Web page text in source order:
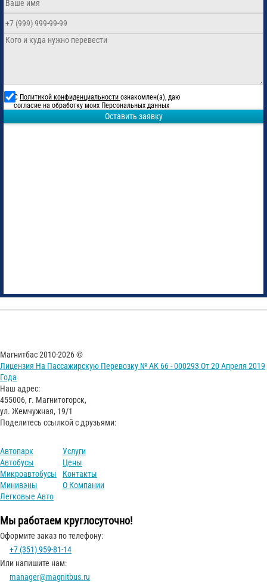
С Политикой конфиденциальности ознакомлен(а), даю
согласие на обработку моих Персональных данных
Оставить заявку
Магнитбас 2010-2026 ©
Лицензия На Пассажирскую Перевозку № АК 66 - 000293 От 20 Апреля 2019
Года
Наш адрес:
455006, г. Магнитогорск,
ул. Жемчужная, 19/1
Поделитесь ссылкой с друзьями:
Автопарк
Автобусы
Микроавтобусы
Минивэны
Легковые Авто
Услуги
Цены
Контакты
О Компании
Мы работаем круглосуточно!
Оформите заказ по телефону:
+7 (351) 959-81-14
Или напишите нам:
manager@magnitbus.ru